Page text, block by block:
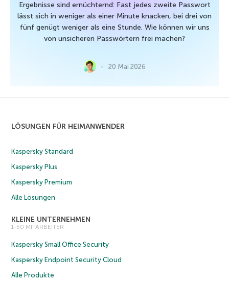
Ergebnisse sind ernüchternd: Fast jedes zweite Passwort
lässt sich in weniger als einer Minute knacken, bei drei von
fünf genügt weniger als eine Stunde. Wie können wir uns
von unsicheren Passwörtern frei machen?
20 Mai 2026
LÖSUNGEN FÜR HEIMANWENDER
Kaspersky Standard
Kaspersky Plus
Kaspersky Premium
Alle Lösungen
KLEINE UNTERNEHMEN
1-50 MITARBEITER
Kaspersky Small Office Security
Kaspersky Endpoint Security Cloud
Alle Produkte